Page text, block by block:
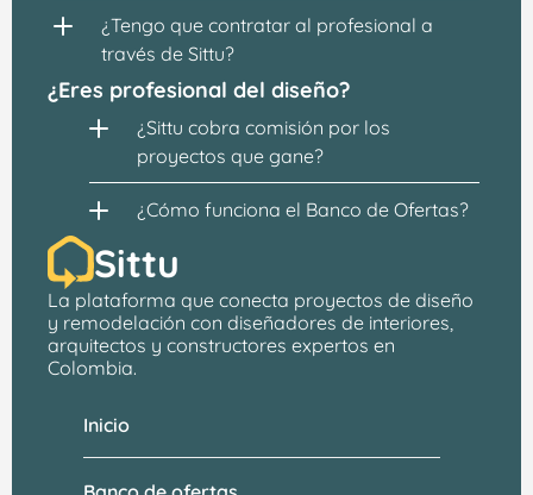
¿Tengo que contratar al profesional a
través de Sittu?
¿Eres profesional del diseño?
¿Sittu cobra comisión por los
proyectos que gane?
¿Cómo funciona el Banco de Ofertas?
Sittu
La plataforma que conecta proyectos de diseño
y remodelación con diseñadores de interiores,
arquitectos y constructores expertos en
Colombia.
Inicio